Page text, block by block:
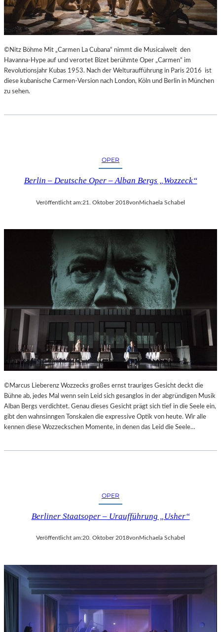
S
S
I
N
E
N
I
E
N
R
©Nitz Böhme Mit „Carmen La Cubana“ nimmt die Musicalwelt den
Havanna-Hype auf und verortet Bizet berühmte Oper „Carmen“ im
Revolutionsjahr Kubas 1953. Nach der Welturaufführung in Paris 2016 ist
diese kubanische Carmen-Version nach London, Köln und Berlin in München
zu sehen.
OPER
Berlin – Deutsche Oper – Alban Bergs „Wozzeck“
Veröffentlicht am:21. Oktober 2018vonMichaela Schabel
©Marcus Lieberenz Wozzecks großes ernst trauriges Gesicht deckt die
Bühne ab, jedes Mal wenn sein Leid sich gesanglos in der abgründigen Musik
Alban Bergs verdichtet. Genau dieses Gesicht prägt sich tief in die Seele ein,
gibt den wahnsinngen Tonskalen die expressive Optik von heute. Wir alle
kennen diese Wozzeckschen Momente, in denen das Leid die Seele…
OPER
Berliner Staatsoper – Uraufführung „Usher“
Veröffentlicht am:20. Oktober 2018von Michaela Schabel